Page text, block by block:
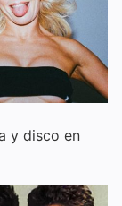
y disco en